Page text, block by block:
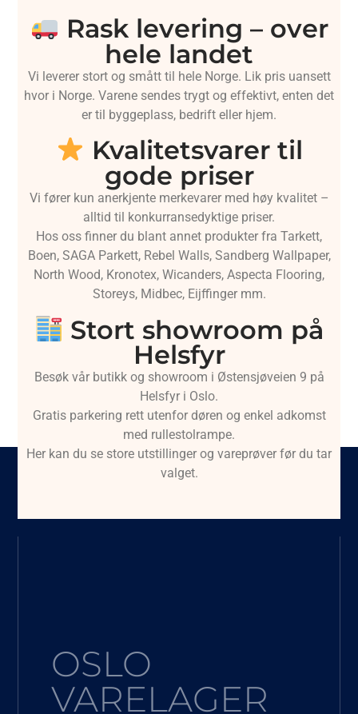
Rask levering – over
hele landet
Vi leverer stort og smått til hele Norge. Lik pris uansett
hvor i Norge. Varene sendes trygt og effektivt, enten det
er til byggeplass, bedrift eller hjem.
Kvalitetsvarer til
gode priser
Vi fører kun anerkjente merkevarer med høy kvalitet –
alltid til konkurransedyktige priser.
Hos oss finner du blant annet produkter fra Tarkett,
Boen, SAGA Parkett, Rebel Walls, Sandberg Wallpaper,
North Wood, Kronotex, Wicanders, Aspecta Flooring,
Storeys, Midbec, Eijffinger mm.
Stort showroom på
Helsfyr
Besøk vår butikk og showroom i Østensjøveien 9 på
Helsfyr i Oslo.
Gratis parkering rett utenfor døren og enkel adkomst
med rullestolrampe.
Her kan du se store utstillinger og vareprøver før du tar
valget.
OSLO
VARELAGER